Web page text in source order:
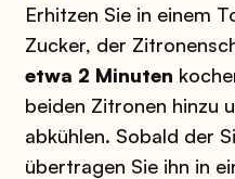
Erhitzen Sie in einem
Zucker, der
etwa 2 Minuten
beiden Zitronen hinzu
abkühlen. Sobald der
übertragen Sie ihn in